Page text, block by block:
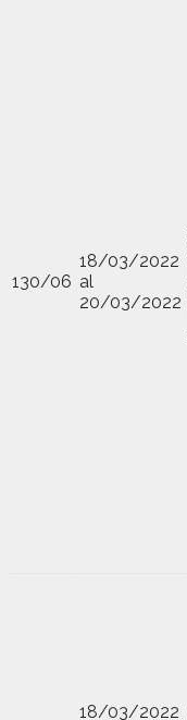
130/06
18/03/2022
al
20/03/2022
18/03/2022